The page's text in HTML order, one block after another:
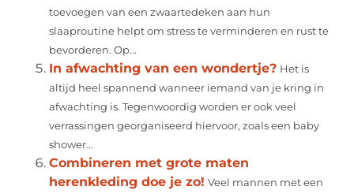
toevoegen van een zwaartedeken aan hun
slaaproutine helpt om stress te verminderen en rust te
bevorderen. Op...
In afwachting van een wondertje? Het is
altijd heel spannend wanneer iemand van je kring in
afwachting is. Tegenwoordig worden er ook veel
verrassingen georganiseerd hiervoor, zoals een baby
shower...
Combineren met grote maten
herenkleding doe je zo! Veel mannen met een